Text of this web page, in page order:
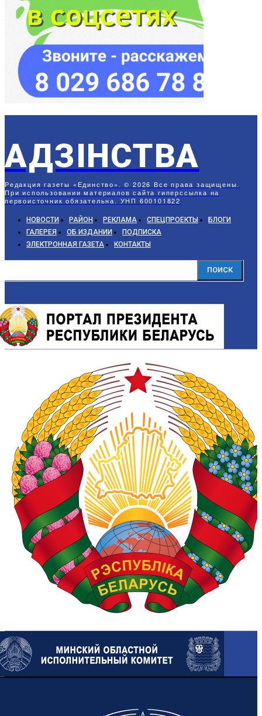
АДЗIНСТВА
Редакция газеты «Единство». © 2026 Все права защищены.
При использовании материалов сайта гиперссылка на
первоисточник обязательна. УНП 600101822
НОВОСТИ РАЙОН РЕКЛАМА СПЕЦПРОЕКТЫ
БЛОГИ
ГАЛЕРЕЯ
ОБ ИЗДАНИИ
ПОДПИСКА
ЭЛЕКТРОННАЯ ГАЗЕТА
КОНТАКТЫ
ПОИСК